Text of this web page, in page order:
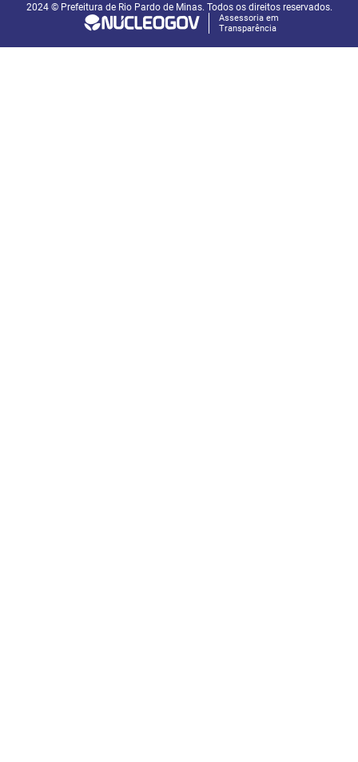
2024 © Prefeitura de Rio Pardo de Minas. Todos os direitos reservados.
Assessoria em
Transparência